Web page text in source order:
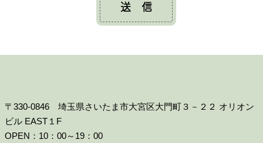
漏洩などを防止するため、セキュリティシステムの維
持・管理体制の整備・社員教育の徹底等の必要な措置を
ます。
絡や業務のご案内やご質問に対する回答として、電子メ
ールや資料のご送付に利用いたします。
個人情報の第三者への開示・提供の禁止
〒330-0846 埼玉県さいたま市大宮区大門町３－２２ オリオン
ビル EAST１F
OPEN：10：00～19：00